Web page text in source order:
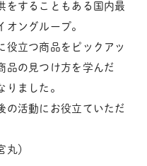
をすることもある国内最
オングループ。
役立つ商品をピックアッ
品の見つけ方を学んだ
りました。
の活動にお役立ていただ
）